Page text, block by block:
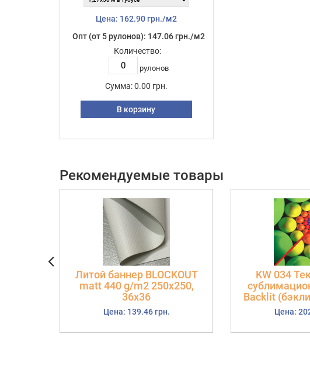
Цена: 162.90 грн./м2
Опт (от 5 рулонов): 147.06 грн./м2
Количество:
рулонов
Сумма: 0.00 грн.
В корзину
Рекомендуемые товары
Литой баннер BLOCKOUT
matt 440 g/m2 250х250,
36х36
Цена: 139.46 грн.
KW 034
Backlit
Цена: